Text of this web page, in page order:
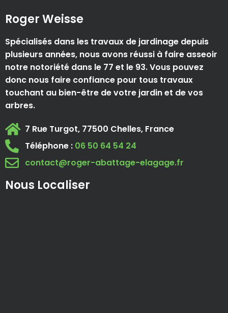
Roger Weisse
Spécialisés dans les travaux de jardinage depuis
plusieurs années, nous avons réussi à faire asseoir
notre notoriété dans le 77 et le 93. Vous pouvez
donc nous faire confiance pour tous travaux
touchant au bien-être de votre jardin et de vos
arbres.
7 Rue Turgot, 77500 Chelles, France
Téléphone : 06 50 64 54 24
contact@roger-abattage-elagage.fr
Nous Localiser